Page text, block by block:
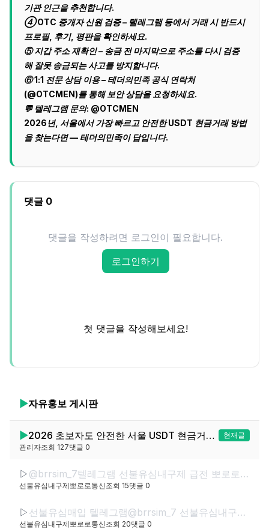
기관 인근을 추천합니다.
④ OTC 중개자 신원 검증 – 텔레그램 등에서 거래 시 반드시
프로필, 후기, 평판을 확인하세요.
⑤ 지갑 주소 재확인 – 송금 전 마지막으로 주소를 다시 검증
해 잘못 송금되는 사고를 방지합니다.
⑥ 1:1 전문 상담 이용 – 테더의민족 공식 연락처
(@OTCMEN)를 통해 보안 상담을 요청하세요.
💬 텔레그램 문의: @OTCMEN
2026년, 서울에서 가장 빠르고 안전한 USDT 현금거래 방법
을 찾는다면 — 테더의민족이 답입니다.
댓글 0
댓글을 작성하려면 로그인이 필요합니다.
로그인하기
첫 댓글을 작성해보세요!
▶자유홍보 게시판
▶ 2026 초보자도 안전한 서울 USDT 현금거래 6가지 매뉴얼
현재글
관리자조회 127댓글 0
▷ @brrsim_7텔레그램 선불유심내구제 급전 뽀로로통신 선불유심매입 선불유심현금화하는업체 선불유심구매 간편무서류소액급전
선불유심내구제뽀로로통신조회 15댓글 0
▷ 선불유심매입 텔레그램@brrsim_7 선불유심내구제 뽀로로통신 바로소액내구제급전 선불유심구매 급전 선불유심매입 바로소액급전 무서류무방문급전
선불유심내구제뽀로로통신조회 20댓글 0